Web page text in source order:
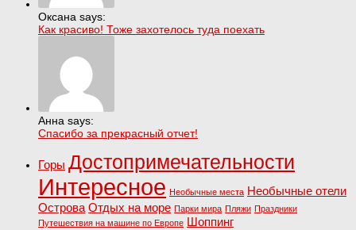
Оксана says:
Как красиво! Тоже захотелось туда поехать
Анна says:
Спасибо за прекрасный отчет!
Горы Достопримечательности
Интересное Необычные места Необычные отели
Острова Отдых на море Парки мира Пляжи Праздники
Путешествия на машине по Европе Шоппинг